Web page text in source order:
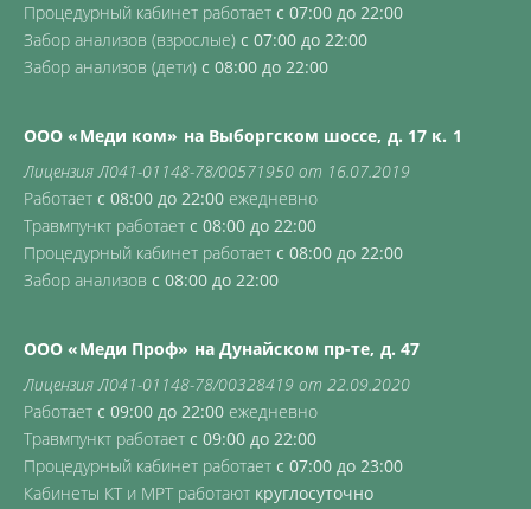
Процедурный кабинет работает с 07:00 до 22:00
Забор анализов (взрослые) с 07:00 до 22:00
Забор анализов (дети) с 08:00 до 22:00
ООО «Меди ком» на Выборгском шоссе, д. 17 к. 1
Лицензия Л041-01148-78/00571950 от 16.07.2019
Работает с 08:00 до 22:00 ежедневно
Травмпункт работает с 08:00 до 22:00
Процедурный кабинет работает с 08:00 до 22:00
Забор анализов с 08:00 до 22:00
ООО «Меди Проф» на Дунайском пр-те, д. 47
Лицензия Л041-01148-78/00328419 от 22.09.2020
Работает с 09:00 до 22:00 ежедневно
Травмпункт работает с 09:00 до 22:00
Процедурный кабинет работает с 07:00 до 23:00
Кабинеты КТ и МРТ работают круглосуточно